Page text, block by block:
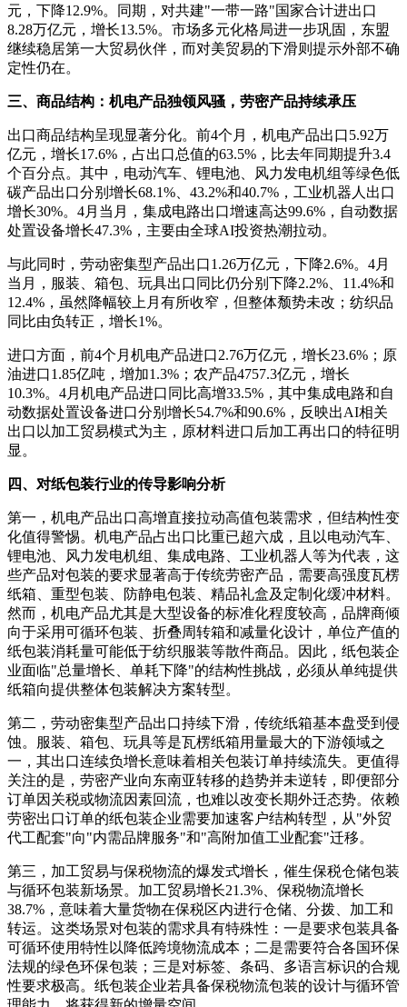
元，下降12.9%。同期，对共建"一带一路"国家合计进出口
8.28万亿元，增长13.5%。市场多元化格局进一步巩固，东盟
继续稳居第一大贸易伙伴，而对美贸易的下滑则提示外部不确
定性仍在。
三、商品结构：机电产品独领风骚，劳密产品持续承压
出口商品结构呈现显著分化。前4个月，机电产品出口5.92万
亿元，增长17.6%，占出口总值的63.5%，比去年同期提升3.4
个百分点。其中，电动汽车、锂电池、风力发电机组等绿色低
碳产品出口分别增长68.1%、43.2%和40.7%，工业机器人出口
增长30%。4月当月，集成电路出口增速高达99.6%，自动数据
处置设备增长47.3%，主要由全球AI投资热潮拉动。
与此同时，劳动密集型产品出口1.26万亿元，下降2.6%。4月
当月，服装、箱包、玩具出口同比仍分别下降2.2%、11.4%和
12.4%，虽然降幅较上月有所收窄，但整体颓势未改；纺织品
同比由负转正，增长1%。
进口方面，前4个月机电产品进口2.76万亿元，增长23.6%；原
油进口1.85亿吨，增加1.3%；农产品4757.3亿元，增长
10.3%。4月机电产品进口同比高增33.5%，其中集成电路和自
动数据处置设备进口分别增长54.7%和90.6%，反映出AI相关
出口以加工贸易模式为主，原材料进口后加工再出口的特征明
显。
四、对纸包装行业的传导影响分析
第一，机电产品出口高增直接拉动高值包装需求，但结构性变
化值得警惕。机电产品占出口比重已超六成，且以电动汽车、
锂电池、风力发电机组、集成电路、工业机器人等为代表，这
些产品对包装的要求显著高于传统劳密产品，需要高强度瓦楞
纸箱、重型包装、防静电包装、精品礼盒及定制化缓冲材料。
然而，机电产品尤其是大型设备的标准化程度较高，品牌商倾
向于采用可循环包装、折叠周转箱和减量化设计，单位产值的
纸包装消耗量可能低于纺织服装等散件商品。因此，纸包装企
业面临"总量增长、单耗下降"的结构性挑战，必须从单纯提供
纸箱向提供整体包装解决方案转型。
第二，劳动密集型产品出口持续下滑，传统纸箱基本盘受到侵
蚀。服装、箱包、玩具等是瓦楞纸箱用量最大的下游领域之
一，其出口连续负增长意味着相关包装订单持续流失。更值得
关注的是，劳密产业向东南亚转移的趋势并未逆转，即便部分
订单因关税或物流因素回流，也难以改变长期外迁态势。依赖
劳密出口订单的纸包装企业需要加速客户结构转型，从"外贸
代工配套"向"内需品牌服务"和"高附加值工业配套"迁移。
第三，加工贸易与保税物流的爆发式增长，催生保税仓储包装
与循环包装新场景。加工贸易增长21.3%、保税物流增长
38.7%，意味着大量货物在保税区内进行仓储、分拨、加工和
转运。这类场景对包装的需求具有特殊性：一是要求包装具备
可循环使用特性以降低跨境物流成本；二是需要符合各国环保
法规的绿色环保包装；三是对标签、条码、多语言标识的合规
性要求极高。纸包装企业若具备保税物流包装的设计与循环管